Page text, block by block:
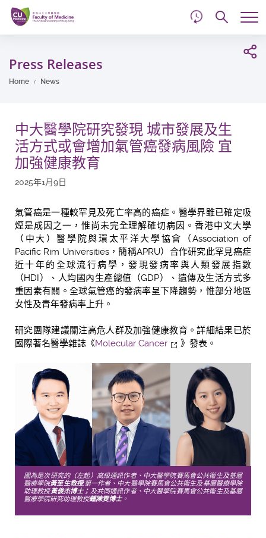
Skip
main
content
Press Releases
Home News
中大醫學院研究發現 城市發展及生
活方式或會增加氣管癌發病風險 宜
加強健康教育
2025年1月9日
氣管癌是一種較罕見及死亡率高的癌症。醫學界雖已確定吸
煙是成因之一，惟尚未完全理解確切病因。香港中文大學
（中大）醫學院與環太平洋大學協會（Association of
Pacific Rim Universities，簡稱APRU）合作研究此罕見癌症
近十年的全球流行病學，發現發病率與人類發展指數
（HDI）、人均國內生產總值（GDP）、遺傳及生活方式多
重因素有關。全球氣管癌的發病率呈下降趨勢，惟部分地區
女性及青年發病率上升。
研究團隊建議關注高危人群及加強健康教育。詳細結果已於
國際著名醫學雜誌《Molecular Cancer 》發表。
圖為是次研究的（左起）高級通訊作者、中大醫學院賽馬會公共衞生及基層
醫療學院黃至生教授;第一作者、中大醫學院賽馬會公共衞生及基層醫療學院
助理教授黃俊杰博士； 及共同通訊作者、中大醫學院賽馬會公共衞生及基層
醫療學院研究助理教授鍾陳雯博士。